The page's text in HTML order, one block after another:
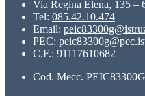
Via Regina Elena, 135 –
Tel: 085.42.10.474
Email:
PEC:
C.F.: 91117610682
Cod. Mecc. PEIC83300G